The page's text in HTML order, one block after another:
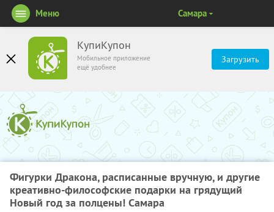
КупиКупон
Мобильное приложение
ещё удобнее
Загрузить
Меню Самара
Фигурки Дракона, расписанные вручную, и другие
креативно-философские подарки на грядущий
Новый год за полцены! Самара